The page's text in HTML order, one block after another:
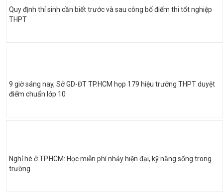
Quy định thí sinh cần biết trước và sau công bố điểm thi tốt nghiệp
THPT
9 giờ sáng nay, Sở GD-ĐT TP.HCM họp 179 hiệu trưởng THPT duyệt
điểm chuẩn lớp 10
Nghỉ hè ở TP.HCM: Học miễn phí nhảy hiện đại, kỹ năng sống trong
trường